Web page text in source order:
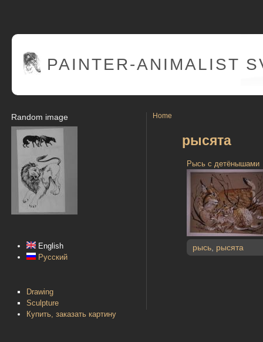
PAINTER-ANIMALIST
Random image
English
Русский
Drawing
Sculpture
Купить, заказать картину
Home
рысята
Рысь с детёнышами
рысь рысята